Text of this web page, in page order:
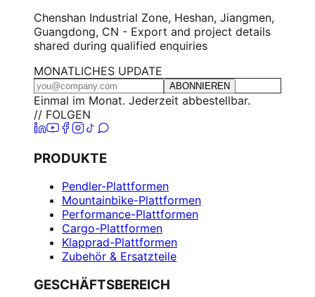
Chenshan Industrial Zone, Heshan, Jiangmen,
Guangdong, CN - Export and project details
shared during qualified enquiries
MONATLICHES UPDATE
ABONNIEREN
Einmal im Monat. Jederzeit abbestellbar.
// FOLGEN
PRODUKTE
Pendler-Plattformen
Mountainbike-Plattformen
Performance-Plattformen
Cargo-Plattformen
Klapprad-Plattformen
Zubehör & Ersatzteile
GESCHÄFTSBEREICH